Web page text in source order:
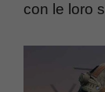
con le loro